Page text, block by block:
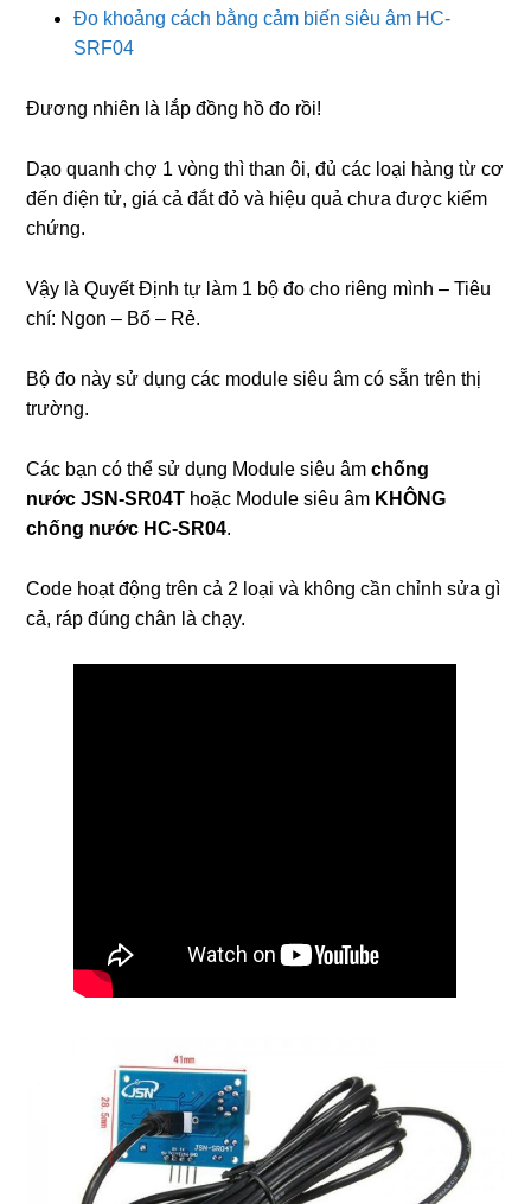
Đo khoảng cách bằng cảm biến siêu âm HC-
SRF04
Đương nhiên là lắp đồng hồ đo rồi!
Dạo quanh chợ 1 vòng thì than ôi, đủ các loại hàng từ cơ
đến điện tử, giá cả đắt đỏ và hiệu quả chưa được kiểm
chứng.
Vậy là Quyết Định tự làm 1 bộ đo cho riêng mình – Tiêu
chí: Ngon – Bổ – Rẻ.
Bộ đo này sử dụng các module siêu âm có sẵn trên thị
trường.
Các bạn có thể sử dụng Module siêu âmchống
nước JSN-SR04T hoặc Module siêu âm KHÔNG
chống nước HC-SR04.
Code hoạt động trên cả 2 loại và không cần chỉnh sửa gì
cả, ráp đúng chân là chạy.